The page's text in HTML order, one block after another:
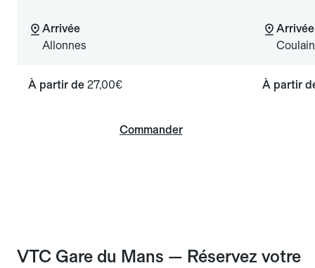
Arrivée
Allonnes
À partir de 27,00€
Commander
Arrivée
À partir
VTC Gare du Mans — Réservez votre